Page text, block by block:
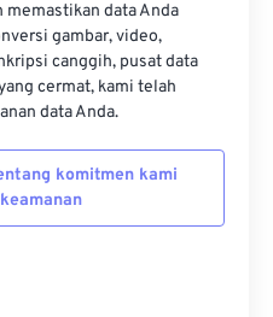
memastikan data Anda
gambar, video,
canggih, pusat data
cermat, kami telah
data Anda.
komitmen kami